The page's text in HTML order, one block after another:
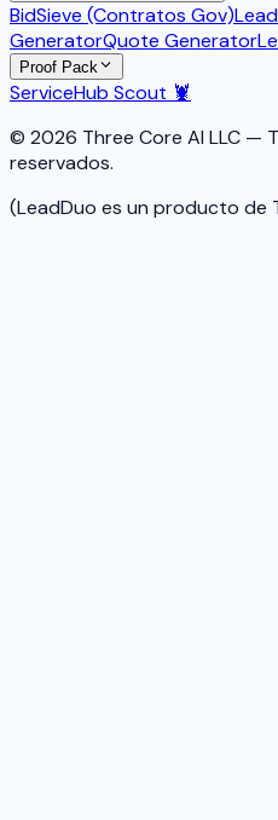
BidSieve (Contratos Gov)
GeneratorQuote Generator
Proof Pack
ServiceHub Scout 🦞
© 2026 Three Core AI LLC —
reservados.
(LeadDuo es un producto de